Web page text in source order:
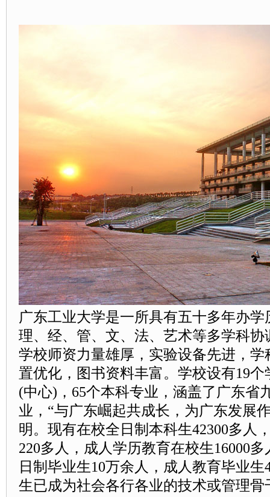
广东工业大学是一所具有五十多年办
理、经、管、文、法、艺术等多学科
学校师资力量雄厚，实验设备先进，
置优化，图书资料丰富。学校设有19
(中心)，65个本科专业，涵盖了广东省
业，“与广东崛起共成长，为广东发展
明。现有在校全日制本科生42300多人
220多人，成人学历教育在校生16000
日制毕业生10万余人，成人教育毕业
生已成为社会各行各业的技术或管理